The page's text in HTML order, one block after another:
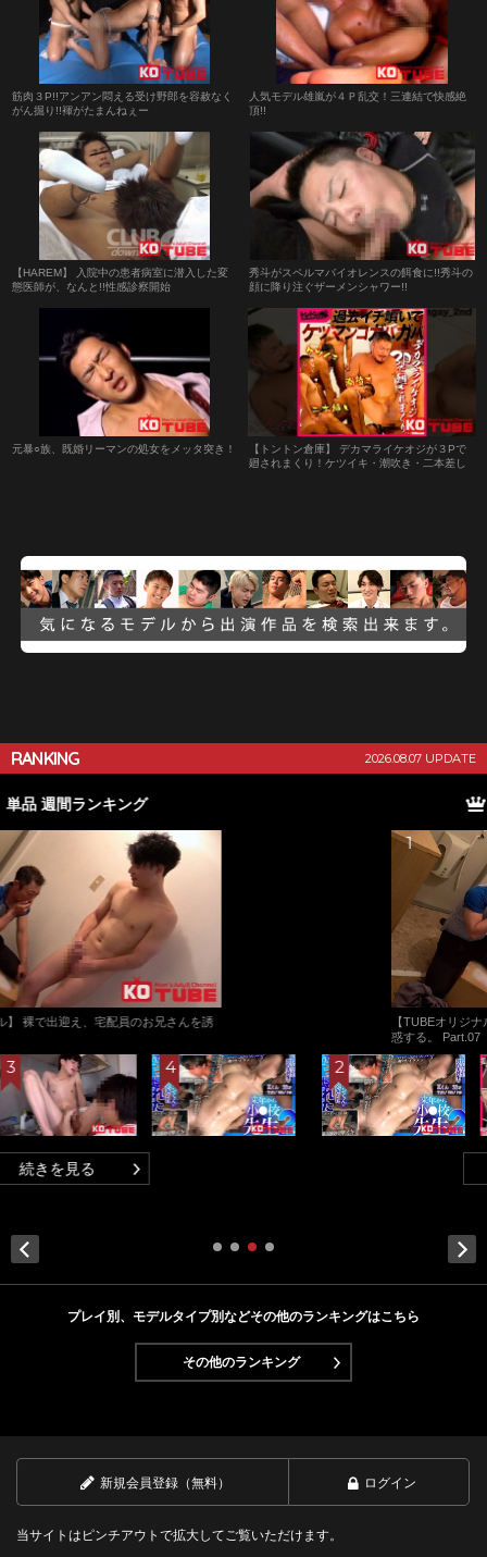
筋肉３P!!アンアン悶える受け野郎を容赦なく
がん掘り!!褌がたまんねぇー
人気モデル雄嵐が４Ｐ乱交！三連結で快感絶
頂!!
【HAREM】 入院中の患者病室に潜入した変
態医師が、なんと!!性感診察開始
秀斗がスペルマバイオレンスの餌食に!!秀斗の
顔に降り注ぐザーメンシャワー!!
元暴○族、既婚リーマンの処女をメッタ突き！
【トントン倉庫】 デカマライケオジが３Pで
廻されまくり！ケツイキ・潮吹き・二本差し
RANKING 2026.08.07 UPDATE
【TUBEオリジナル】 裸で出迎え、宅配員のお兄さんを誘
プレイ別、モデルタイプ別などその他のランキングはこちら
その他のランキング
新規会員登録（無料） ログイン
当サイトはピンチアウトで拡大してご覧いただけます。